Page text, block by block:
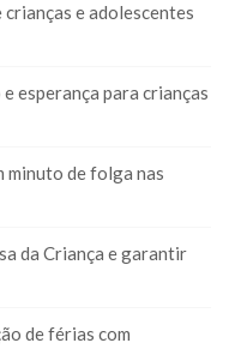
e adolescentes
esperança para crianças
minuto de folga nas
da Criança e garantir
de férias com